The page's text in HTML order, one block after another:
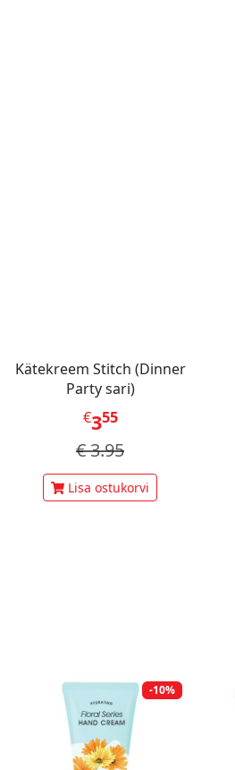
Kätekreem Stitch (Dinner
Party sari)
€355
€3.95
Lisa ostukorvi
-10%